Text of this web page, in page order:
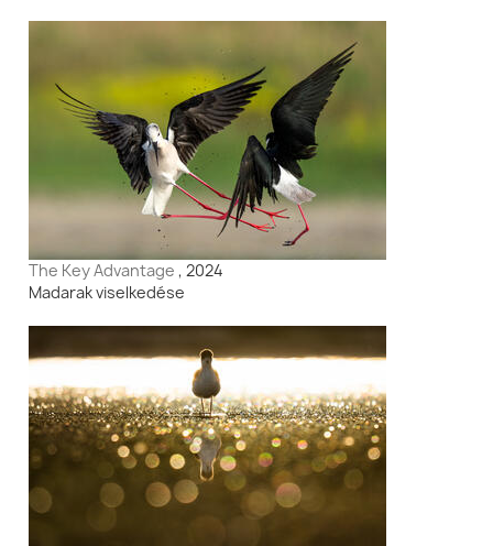
The Key Advantage, 2024
Madarak viselkedése